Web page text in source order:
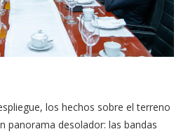
los hechos sobre el terreno
panorama desolador: las bandas